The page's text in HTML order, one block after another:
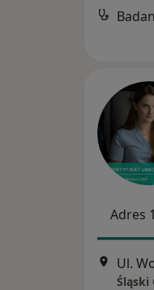
Adres 1
Ul.
Śląski